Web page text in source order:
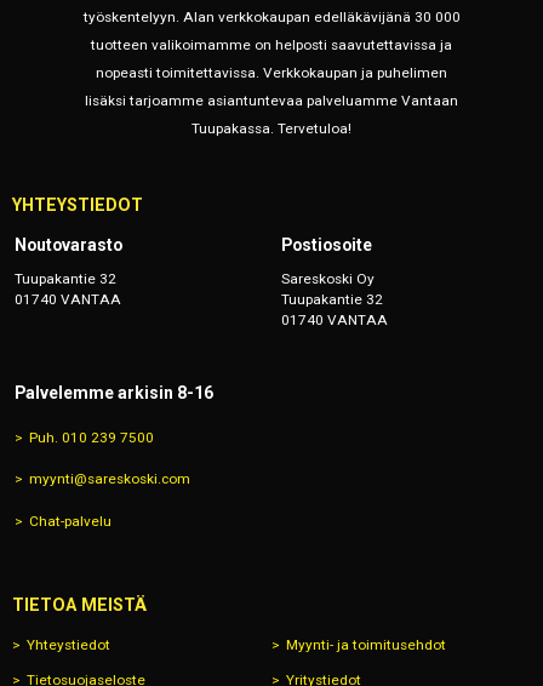
työskentelyyn. Alan verkkokaupan edelläkävijänä 30 000
tuotteen valikoimamme on helposti saavutettavissa ja
nopeasti toimitettavissa. Verkkokaupan ja puhelimen
lisäksi tarjoamme asiantuntevaa palveluamme Vantaan
Tuupakassa. Tervetuloa!
YHTEYSTIEDOT
Noutovarasto
Tuupakantie 32
01740 VANTAA
Postiosoite
Sareskoski Oy
Tuupakantie 32
01740 VANTAA
Palvelemme arkisin 8-16
Puh. 010 239 7500
myynti@sareskoski.com
Chat-palvelu
TIETOA MEISTÄ
Yhteystiedot Myynti- ja toimitusehdot
Tietosuojaseloste Yritystiedot